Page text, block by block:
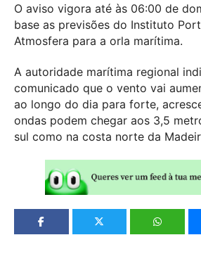
O aviso vigora até às 06:00 de
base as previsões do Instituto
Atmosfera para a orla marítima.
A autoridade marítima regional
comunicado que o vento vai
ao longo do dia para forte,
ondas podem chegar aos 3,5
sul como na costa norte da